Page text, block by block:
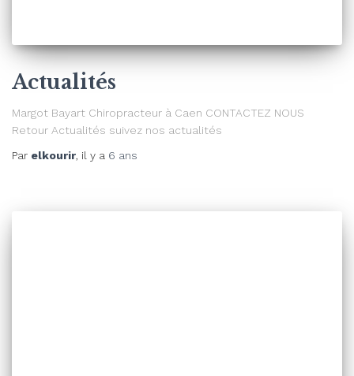
Actualités
Margot Bayart Chiropracteur à Caen CONTACTEZ NOUS
Retour Actualités suivez nos actualités
Par elkourir, il y a 6 ans